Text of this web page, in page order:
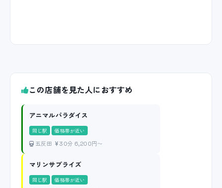
この店舗を見た人におすすめ
アニマルパラダイス
同じ駅 価格帯が近い
五反田 30分 6,200円〜
マリンサプライズ
同じ駅 価格帯が近い